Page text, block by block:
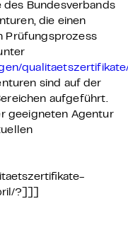
des Bundesverbands
die einen
Prüfungsprozess
sind auf der
aufgeführt.
geeigneten Agentur
?]]]